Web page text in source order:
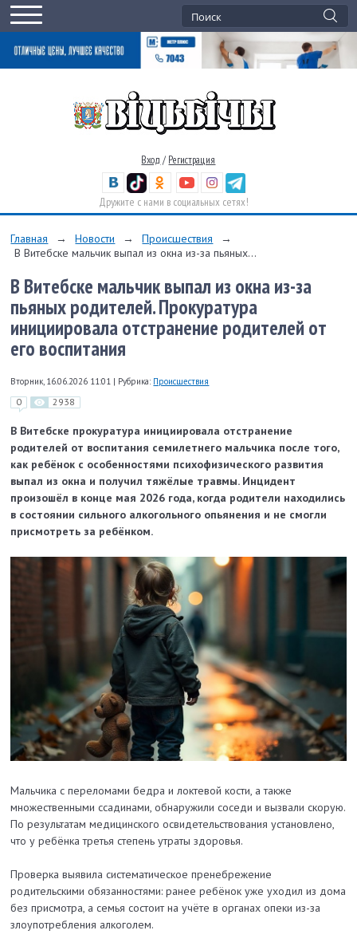
Вход / Регистрация
Дружите с нами в социальных сетях!
Главная → Новости → Происшествия
→
В Витебске мальчик выпал из окна из-за пьяных...
В Витебске мальчик выпал из окна из-за
пьяных родителей. Прокуратура
инициировала отстранение родителей от
его воспитания
Вторник, 16.06.2026 11:01 | Рубрика: Происшествия
0 2938
В Витебске прокуратура инициировала отстранение
родителей от воспитания семилетнего мальчика после того,
как ребёнок с особенностями психофизического развития
выпал из окна и получил тяжёлые травмы. Инцидент
произошёл в конце мая 2026 года, когда родители находились
в состоянии сильного алкогольного опьянения и не смогли
присмотреть за ребёнком.
Мальчика с переломами бедра и локтевой кости, а также
множественными ссадинами, обнаружили соседи и вызвали скорую.
По результатам медицинского освидетельствования установлено,
что у ребёнка третья степень утраты здоровья.
Проверка выявила систематическое пренебрежение
родительскими обязанностями: ранее ребёнок уже уходил из дома
без присмотра, а семья состоит на учёте в органах опеки из-за
злоупотребления алкоголем.